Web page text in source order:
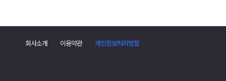
회사소개 이용약관 개인정보처리방침